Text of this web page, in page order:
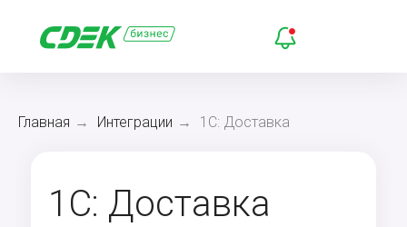
Главная → Интеграции → 1C: Доставка
1C: Доставка